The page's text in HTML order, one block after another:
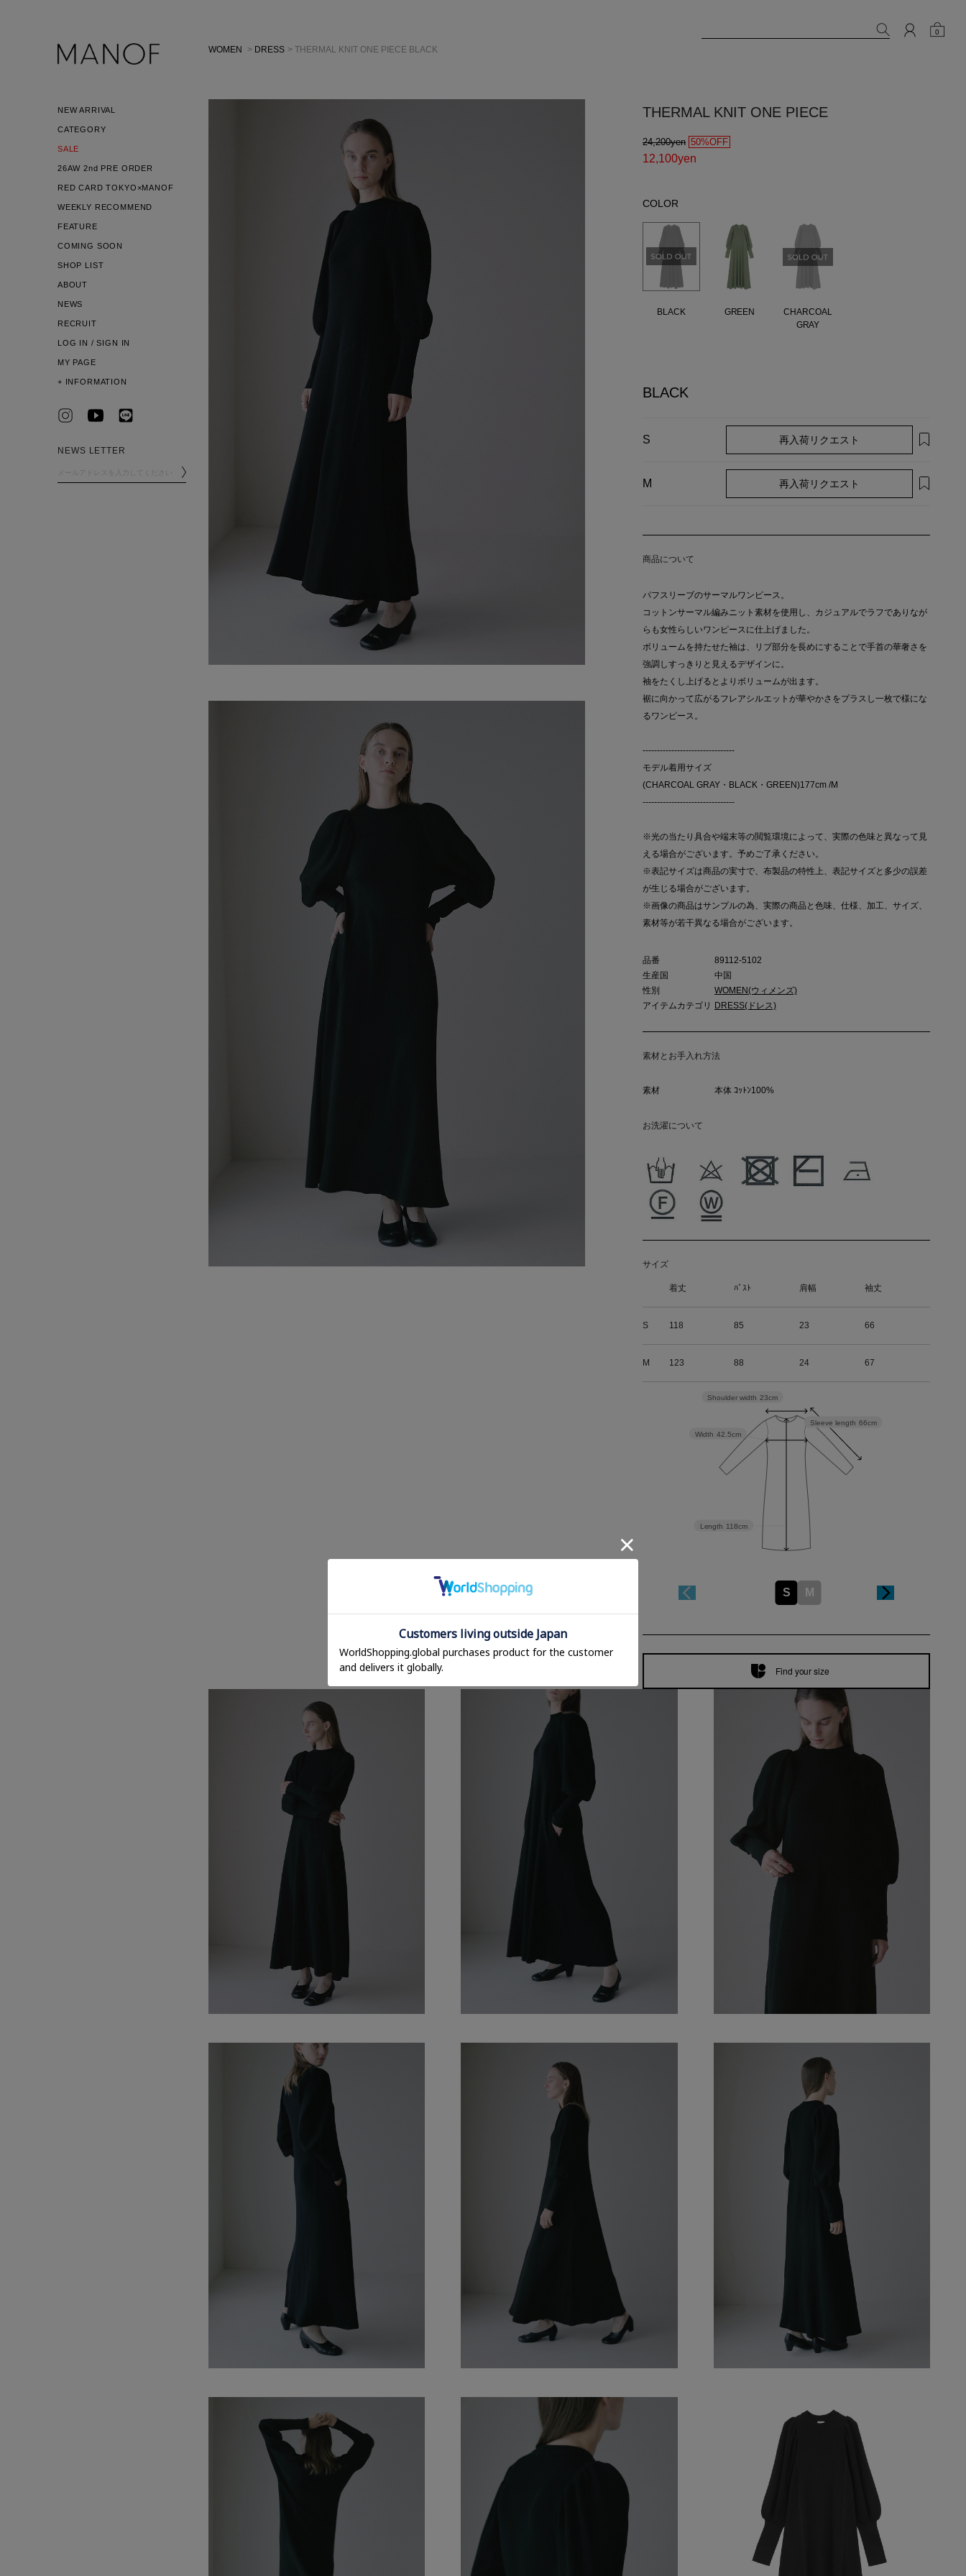
NEW ARRIVAL
CATEGORY
SALE
26AW 2nd PRE ORDER
RED CARD TOKYO×MANOF
WEEKLY RECOMMEND
FEATURE
COMING SOON
SHOP LIST
ABOUT
NEWS
RECRUIT
LOG IN / SIGN IN
MY PAGE
+ INFORMATION
NEWS LETTER
0
WOMEN > DRESS > THERMAL KNIT ONE PIECE BLACK
THERMAL KNIT ONE PIECE
24,200yen 50%OFF
12,100yen
COLOR
BLACK GREEN
CHARCOAL
GRAY
BLACK
S 再入荷リクエスト
M 再入荷リクエスト
商品について
パフスリーブのサーマルワンピース。
コットンサーマル編みニット素材を使用し、カジュアルでラフでありなが
らも女性らしいワンピースに仕上げました。
ボリュームを持たせた袖は、リブ部分を長めにすることで手首の華奢さを
強調しすっきりと見えるデザインに。
袖をたくし上げるとよりボリュームが出ます。
裾に向かって広がるフレアシルエットが華やかさをプラスし一枚で様にな
るワンピース。
--------------------------------
モデル着用サイズ
(CHARCOAL GRAY・BLACK・GREEN)177cm /M
--------------------------------
※光の当たり具合や端末等の閲覧環境によって、実際の色味と異なって見
える場合がございます。予めご了承ください。
※表記サイズは商品の実寸で、布製品の特性上、表記サイズと多少の誤差
が生じる場合がございます。
※画像の商品はサンプルの為、実際の商品と色味、仕様、加工、サイズ、
素材等が若干異なる場合がございます。
品番
89112-5102
生産国
中国
性別
WOMEN(ウィメンズ)
アイテムカテゴリ
DRESS(ドレス)
素材とお手入れ方法
素材 本体 ｺｯﾄﾝ100%
お洗濯について
サイズ
着丈 ﾊﾞｽﾄ 肩幅 袖丈
S 118 85 23 66
M 123 88 24 67
Sleeve length 66cm
Length 118cm
Width 42.5cm
Shoulder width 23cm
S M
Find your size